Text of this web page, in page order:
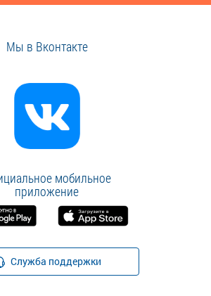
Мы в Вконтакте
мобильное
приложение
Служба поддержки